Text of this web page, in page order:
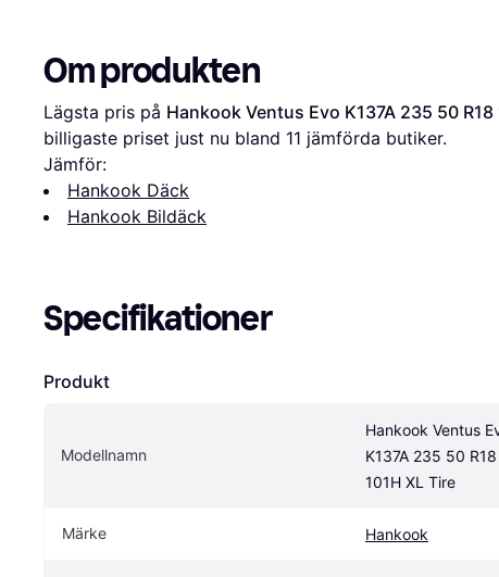
Om produkten
Lägsta pris på Hankook Ventus Evo K137A 235 50 R18
billigaste priset just nu bland 11 jämförda butiker.
Jämför:
Hankook Däck
Hankook Bildäck
Specifikationer
Produkt
Modellnamn
Hankook Ventus
K137A 235 50 R18
101H XL Tire
Märke Hankook